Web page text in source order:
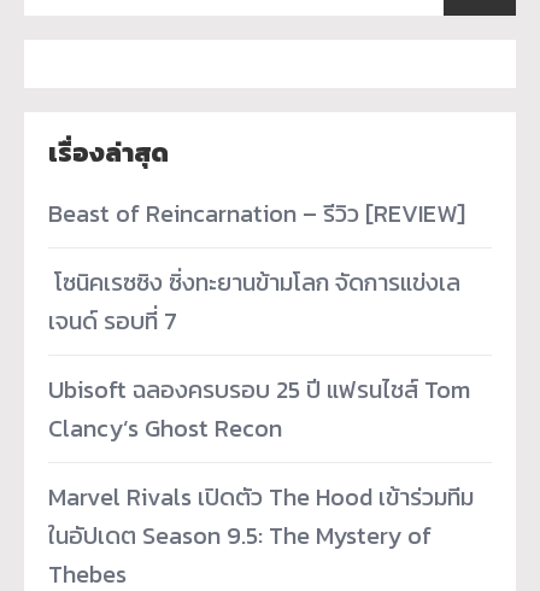
เรื่องล่าสุด
Beast of Reincarnation – รีวิว [REVIEW]
­ โซนิคเรซซิง ซิ่งทะยานข้ามโลก จัดการแข่งเล
เจนด์ รอบที่ 7
Ubisoft ฉลองครบรอบ 25 ปี แฟรนไชส์ Tom
Clancy’s Ghost Recon
Marvel Rivals เปิดตัว The Hood เข้าร่วมทีม
ในอัปเดต Season 9.5: The Mystery of
Thebes